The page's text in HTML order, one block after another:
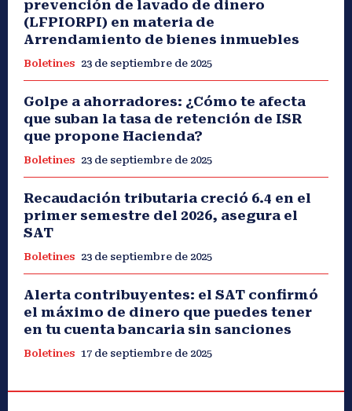
prevención de lavado de dinero
(LFPIORPI) en materia de
Arrendamiento de bienes inmuebles
Boletines 23 de septiembre de 2025
Golpe a ahorradores: ¿Cómo te afecta
que suban la tasa de retención de ISR
que propone Hacienda?
Boletines 23 de septiembre de 2025
Recaudación tributaria creció 6.4 en el
primer semestre del 2026, asegura el
SAT
Boletines 23 de septiembre de 2025
Alerta contribuyentes: el SAT confirmó
el máximo de dinero que puedes tener
en tu cuenta bancaria sin sanciones
Boletines 17 de septiembre de 2025